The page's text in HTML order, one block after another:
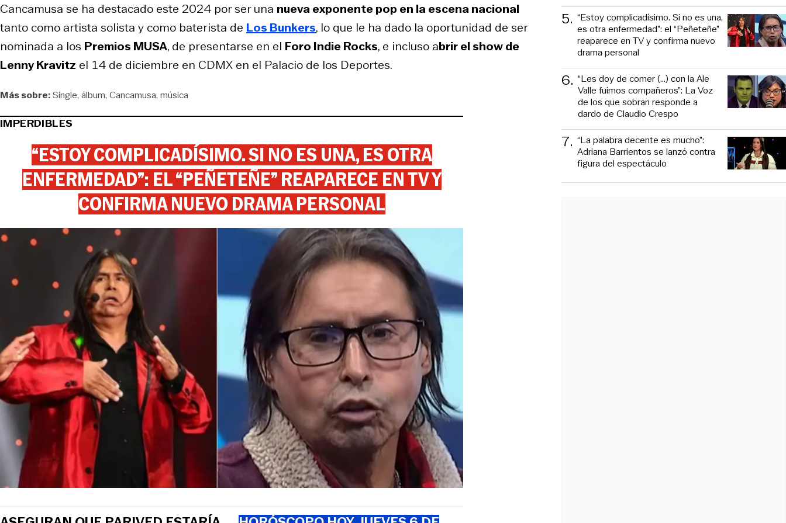
Cancamusa se ha destacado este 2024 por ser una nueva exponente pop en la escena nacional
tanto como artista solista y como baterista de Los Bunkers, lo que le ha dado la oportunidad de ser
nominada a los Premios MUSA, de presentarse en el Foro Indie Rocks, e incluso abrir el show de
Lenny Kravitz el 14 de diciembre en CDMX en el Palacio de los Deportes.
Más sobre:Single álbum Cancamusa música
IMPERDIBLES
“ESTOY COMPLICADÍSIMO. SI NO ES UNA, ES OTRA
ENFERMEDAD”: EL “PEÑETEÑE” REAPARECE EN TV Y
CONFIRMA NUEVO DRAMA PERSONAL
5. “Estoy complicadísimo. Si no es una,
es otra enfermedad”: el “Peñeteñe”
reaparece en TV y confirma nuevo
drama personal
6. “Les doy de comer (...) con la Ale
Valle fuimos compañeros”: La Voz
de los que sobran responde a
dardo de Claudio Crespo
7. “La palabra decente es mucho”:
Adriana Barrientos se lanzó contra
figura del espectáculo